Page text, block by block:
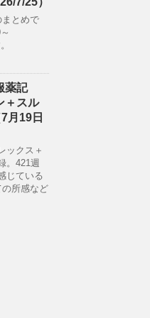
まとめで
薬記
＋スル
月19日
ックス＋
。421週
じている
所感など